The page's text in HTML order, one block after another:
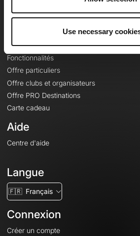
Use necessary
Le Mag'
Fonds de cartes topographiques
Fonctionnalités
Offre particuliers
Offre clubs et organisateurs
Offre PRO Destinations
Carte cadeau
Aide
Centre d'aide
Langue
🇫🇷 Français
Connexion
Créer un compte